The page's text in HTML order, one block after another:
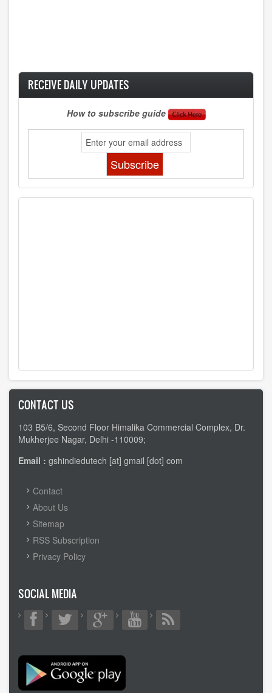
RECEIVE DAILY UPDATES
How to subscribe guide
CONTACT US
103 B5/6, Second Floor Himalika Commercial Complex, Dr.
Mukherjee Nagar, Delhi -110009;
Email : gshindiedutech [at] gmail [dot] com
FOOTER
MENU
Contact
About Us
Sitemap
RSS Subscription
Privacy Policy
SOCIAL MEDIA